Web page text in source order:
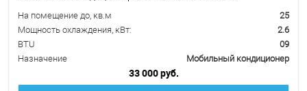
На помещение до, кв.м
25
Мощность охлаждения, кВт:
2.6
BTU
09
Назначение
Мобильный кондиционер
33 000 руб.